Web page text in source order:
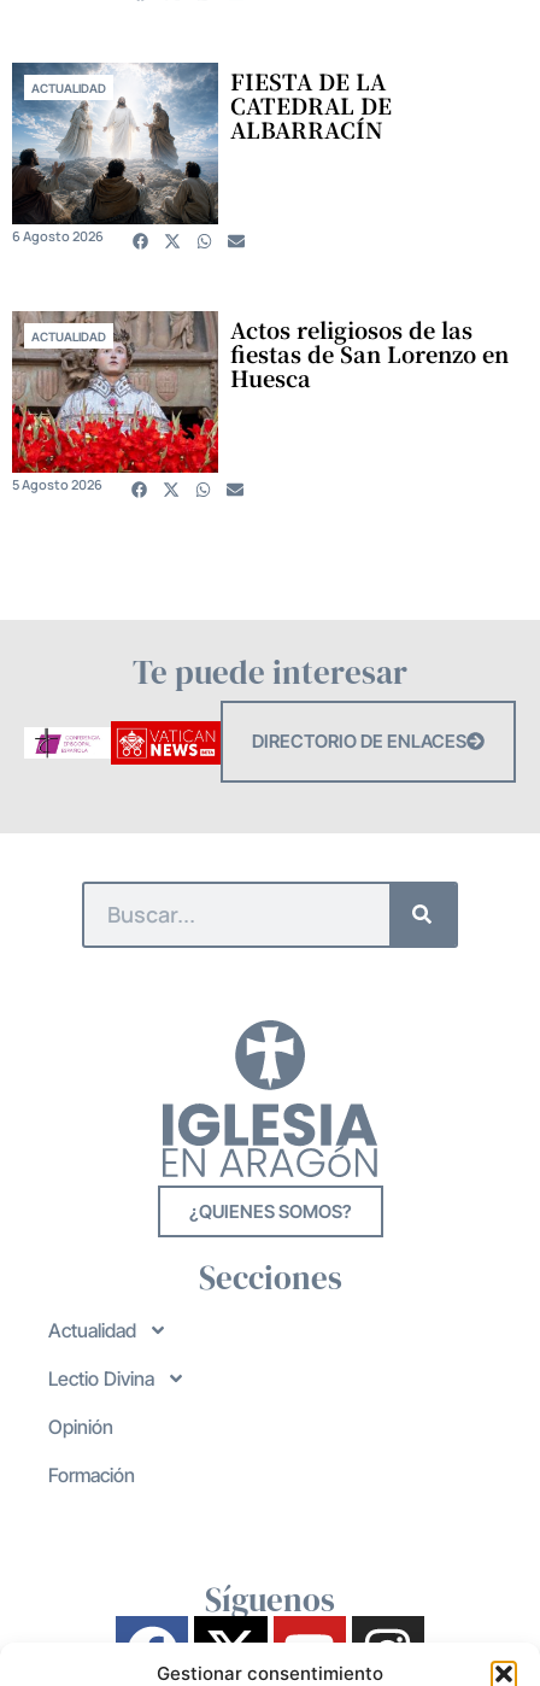
Gestionar consentimiento
ACTUALIDAD FIESTA DE LA
CATEDRAL DE
ALBARRACÍN
6 Agosto 2026
ACTUALIDAD Actos religiosos de las
fiestas de San Lorenzo en
Huesca
5 Agosto 2026
Te puede interesar
DIRECTORIO DE ENLACES
¿QUIENES SOMOS?
Secciones
Actualidad
Lectio Divina
Opinión
Formación
Síguenos